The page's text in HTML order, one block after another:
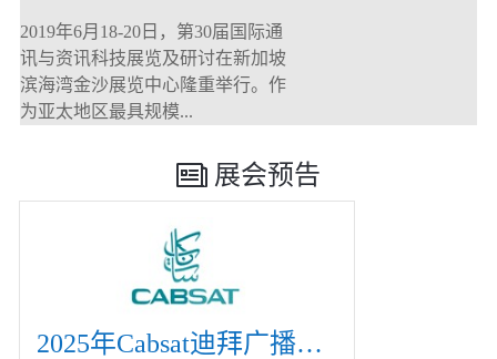
CommunicAsia 2019
2019年6月18-20日，第30届国际通
讯与资讯科技展览及研讨在新加坡
滨海湾金沙展览中心隆重举行。作
为亚太地区最具规模...
展会预告
2025年Cabsat迪拜广播电视展